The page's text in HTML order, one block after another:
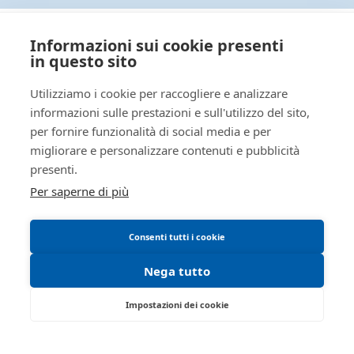
rovigo
0425508793
true
ID lotto
2315125
Primo
identificativo
lotto
Codice lotto
LOTTO UNICO
IMMOBILI
lotto
IMMOBILE RESIDENZIALE
Via Nazionale, 7c
Aziende
Altro
Il mio profilo
Le mie ricerche
AREA LEGALE
Regolamento di partecipazione alle vendite
telematiche
Informativa cookie
Requisiti tecnici
Informazioni sui cookie presenti
in questo sito
Utilizziamo i cookie per raccogliere e analizzare
informazioni sulle prestazioni e sull'utilizzo del sito,
per fornire funzionalità di social media e per
migliorare e personalizzare contenuti e pubblicità
presenti.
Per saperne di più
Consenti tutti i cookie
Nega tutto
Impostazioni dei cookie